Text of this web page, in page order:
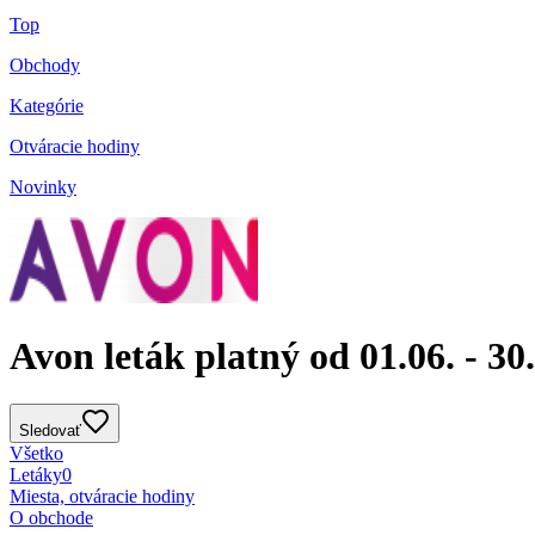
Top
Obchody
Kategórie
Otváracie hodiny
Novinky
Avon leták platný od 01.06. -
Sledovať
Všetko
Letáky0
Miesta, otváracie hodiny
O obchode